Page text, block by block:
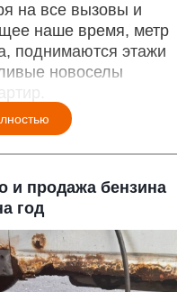
на все вызовы и
наше время, метр
поднимаются этажи
новоселы
и продажа бензина
год